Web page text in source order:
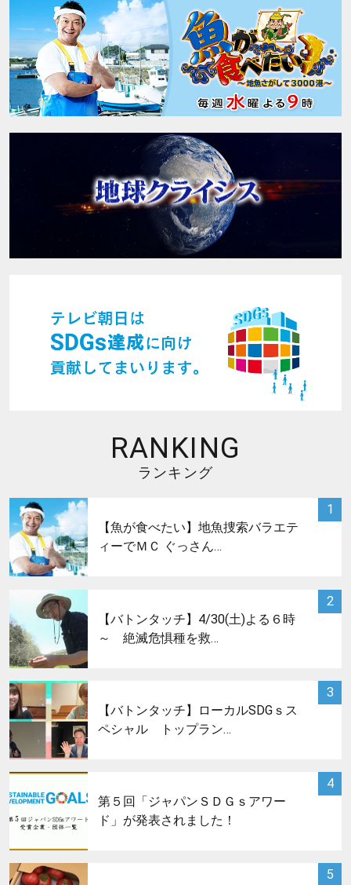
RANKING
ランキング
1
サムネイル
【魚が食べたい】地魚捜索バラエテ
ィーでＭＣ ぐっさん…
2
【バトンタッチ】4/30(土)よる６時
～ 絶滅危惧種を救…
3
サムネイル
【バトンタッチ】ローカルSDGｓス
ペシャル トップラン…
4
サムネイル
第５回「ジャパンＳＤＧｓアワー
ド」が発表されました！
5